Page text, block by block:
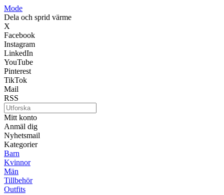
Mode
Dela och sprid värme
X
Facebook
Instagram
LinkedIn
YouTube
Pinterest
TikTok
Mail
RSS
Mitt konto
Anmäl dig
Nyhetsmail
Kategorier
Barn
Kvinnor
Män
Tillbehör
Outfits